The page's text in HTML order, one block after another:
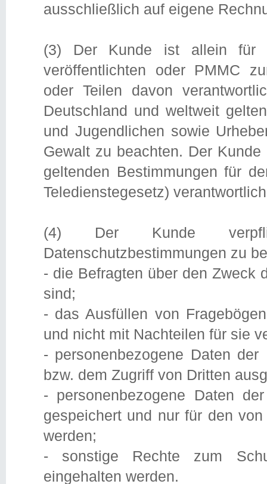
ausschließlich auf eigene
(3) Der Kunde ist allein für
veröffentlichten oder PMMC
oder Teilen davon
Deutschland und weltweit
und Jugendlichen sowie
Gewalt zu beachten. Der
geltenden Bestimmungen für
Teledienstegesetz)
(4) Der Kunde
Datenschutzbestimmungen zu
- die Befragten über den Zweck
sind;
- das Ausfüllen von
und nicht mit Nachteilen für sie
- personenbezogene Daten
bzw. dem Zugriff von Dritten
- personenbezogene Daten
gespeichert und nur für den
werden;
- sonstige Rechte zum
eingehalten werden.